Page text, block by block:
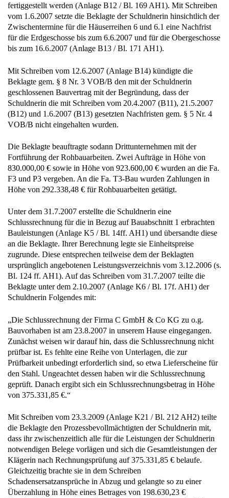
fertiggestellt werden (Anlage B12 / Bl. 169 AH1). Mit Schreiben
vom 1.6.2007 setzte die Beklagte der Schuldnerin hinsichtlich der
Zwischentermine für die Häuserreihen 6 und 6.1 eine Nachfrist
für die Erdgeschosse bis zum 6.6.2007 und für die Obergeschosse
bis zum 16.6.2007 (Anlage B13 / Bl. 171 AH1).
Mit Schreiben vom 12.6.2007 (Anlage B14) kündigte die
Beklagte gem. § 8 Nr. 3 VOB/B den mit der Schuldnerin
geschlossenen Bauvertrag mit der Begründung, dass der
Schuldnerin die mit Schreiben vom 20.4.2007 (B11), 21.5.2007
(B12) und 1.6.2007 (B13) gesetzten Nachfristen gem. § 5 Nr. 4
VOB/B nicht eingehalten wurden.
Die Beklagte beauftragte sodann Drittunternehmen mit der
Fortführung der Rohbauarbeiten. Zwei Aufträge in Höhe von
830.000,00 € sowie in Höhe von 923.600,00 € wurden an die Fa.
F3 und P3 vergeben. An die Fa. T3-Bau wurden Zahlungen in
Höhe von 292.338,48 € für Rohbauarbeiten getätigt.
Unter dem 31.7.2007 erstellte die Schuldnerin eine
Schlussrechnung für die in Bezug auf Bauabschnitt 1 erbrachten
Bauleistungen (Anlage K5 / Bl. 14ff. AH1) und übersandte diese
an die Beklagte. Ihrer Berechnung legte sie Einheitspreise
zugrunde. Diese entsprechen teilweise dem der Beklagten
ursprünglich angebotenen Leistungsverzeichnis vom 3.12.2006 (s.
Bl. 124 ff. AH1). Auf das Schreiben vom 31.7.2007 teilte die
Beklagte unter dem 2.10.2007 (Anlage K6 / Bl. 17f. AH1) der
Schuldnerin Folgendes mit:
„Die Schlussrechnung der Firma C GmbH & Co KG zu o.g.
Bauvorhaben ist am 23.8.2007 in unserem Hause eingegangen.
Zunächst weisen wir darauf hin, dass die Schlussrechnung nicht
prüfbar ist. Es fehlte eine Reihe von Unterlagen, die zur
Prüfbarkeit unbedingt erforderlich sind, so etwa Lieferscheine für
den Stahl. Ungeachtet dessen haben wir die Schlussrechnung
geprüft. Danach ergibt sich ein Schlussrechnungsbetrag in Höhe
von 375.331,85 €.“
Mit Schreiben vom 23.3.2009 (Anlage K21 / Bl. 212 AH2) teilte
die Beklagte den Prozessbevollmächtigten der Schuldnerin mit,
dass ihr zwischenzeitlich alle für die Leistungen der Schuldnerin
notwendigen Belege vorlägen und sich die Gesamtleistungen der
Klägerin nach Rechnungsprüfung auf 375.331,85 € belaufe.
Gleichzeitig brachte sie in dem Schreiben
Schadensersatzansprüche in Abzug und gelangte so zu einer
Überzahlung in Höhe eines Betrages von 198.630,23 €